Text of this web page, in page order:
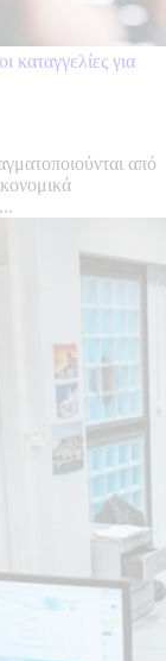
για
από